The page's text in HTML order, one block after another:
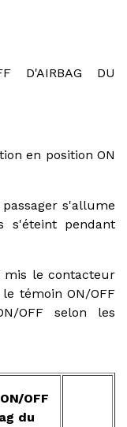
D'AIRBAG DU
en position ON
s'allume
s'éteint pendant
mis le contacteur
témoin ON/OFF
OFF selon les
OFF
du